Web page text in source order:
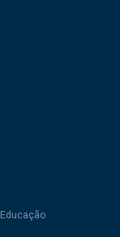
Educação